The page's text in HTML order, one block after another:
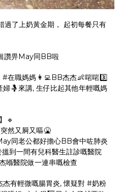
過了上奶黃金期， 起初每餐只有
讚畀May同BB啦
#在職媽媽 👩‍💻BB杰杰👶啱啱3️⃣
婦🤱來講, 生仔比起其他年輕嘅媽
🔹️
然又屙又嘔🤮
同老公都好擔心BB會中咗肺炎
搵到一間有兒科醫生註診嘅醫院
喺醫院做一連串嘅檢查
有輕微嘅腸胃炎, 懷疑對 #奶粉